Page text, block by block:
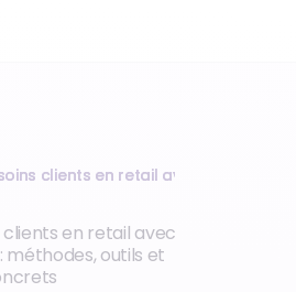
clients en retail avec la vue client…
en retail avec
méthodes, outils et